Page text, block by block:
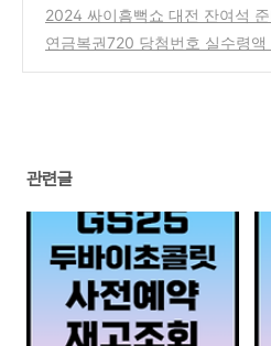
숙소 추천
(2)
2024 싸이흠뻑쇼 대전 잔여석 준
대중교통 숙소 찜질방 여행
(1)
연금복권720 당첨번호 실수령액
관련글